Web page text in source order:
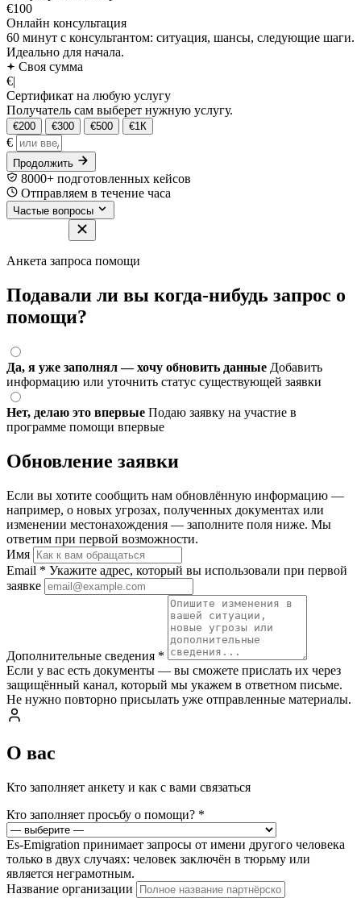
€100
Онлайн консультация
60 минут с консультантом: ситуация, шансы, следующие шаги.
Идеально для начала.
Своя сумма
€|
Сертификат на любую услугу
Получатель сам выберет нужную услугу.
€200 €300 €500 €1К
€
Продолжить
8000+ подготовленных кейсов
Отправляем в течение часа
Частые вопросы
Анкета запроса помощи
Подавали ли вы когда-нибудь запрос о
помощи?
Да, я уже заполнял — хочу обновить данные Добавить
информацию или уточнить статус существующей заявки
Нет, делаю это впервые Подаю заявку на участие в
программе помощи впервые
Обновление заявки
Если вы хотите сообщить нам обновлённую информацию —
например, о новых угрозах, полученных документах или
изменении местонахождения — заполните поля ниже. Мы
ответим при первой возможности.
Имя
Email * Укажите адрес, который вы использовали при первой
заявке
Дополнительные сведения *
Если у вас есть документы — вы сможете прислать их через
защищённый канал, который мы укажем в ответном письме.
Не нужно повторно присылать уже отправленные материалы.
О вас
Кто заполняет анкету и как с вами связаться
Кто заполняет просьбу о помощи? *
Es-Emigration принимает запросы от имени другого человека
только в двух случаях: человек заключён в тюрьму или
является неграмотным.
Название организации